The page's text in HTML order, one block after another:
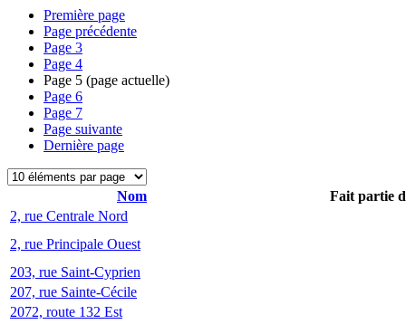
Première page
Page précédente
Page 3
Page 4
Page 5 (page actuelle)
Page 6
Page 7
Page suivante
Dernière page
Nom
Fait partie
2, rue Centrale Nord
2, rue Principale Ouest
203, rue Saint-Cyprien
207, rue Sainte-Cécile
2072, route 132 Est